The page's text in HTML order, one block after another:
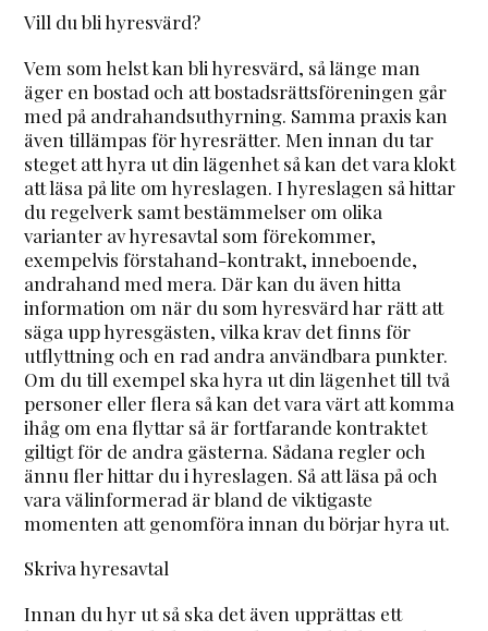
Vill du bli hyresvärd?
Vem som helst kan bli hyresvärd, så länge man
äger en bostad och att bostadsrättsföreningen går
med på andrahandsuthyrning. Samma praxis kan
även tillämpas för hyresrätter. Men innan du tar
steget att hyra ut din lägenhet så kan det vara klokt
att läsa på lite om hyreslagen. I hyreslagen så hittar
du regelverk samt bestämmelser om olika
varianter av hyresavtal som förekommer,
exempelvis förstahand-kontrakt, inneboende,
andrahand med mera. Där kan du även hitta
information om när du som hyresvärd har rätt att
säga upp hyresgästen, vilka krav det finns för
utflyttning och en rad andra användbara punkter.
Om du till exempel ska hyra ut din lägenhet till två
personer eller flera så kan det vara värt att komma
ihåg om ena flyttar så är fortfarande kontraktet
giltigt för de andra gästerna. Sådana regler och
ännu fler hittar du i hyreslagen. Så att läsa på och
vara välinformerad är bland de viktigaste
momenten att genomföra innan du börjar hyra ut.
Skriva hyresavtal
Innan du hyr ut så ska det även upprättas ett